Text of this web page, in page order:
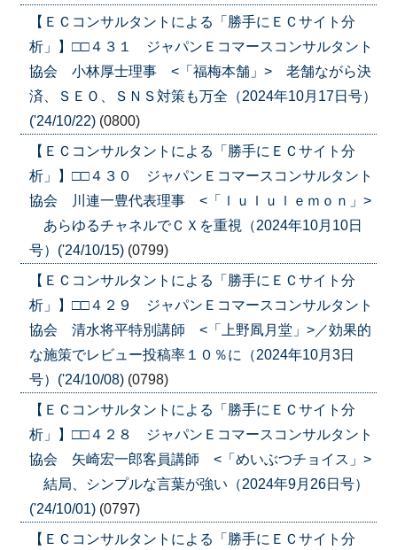
【ＥＣコンサルタントによる「勝手にＥＣサイト分
析」】□□４３１ ジャパンＥコマースコンサルタント
協会 小林厚士理事 <「福梅本舗」> 老舗ながら決
済、ＳＥＯ、ＳＮＳ対策も万全（2024年10月17日号）
('24/10/22) (0800)
【ＥＣコンサルタントによる「勝手にＥＣサイト分
析」】□□４３０ ジャパンＥコマースコンサルタント
協会 川連一豊代表理事 <「ｌｕｌｕｌｅｍｏｎ」>
あらゆるチャネルでＣＸを重視（2024年10月10日
号）('24/10/15) (0799)
【ＥＣコンサルタントによる「勝手にＥＣサイト分
析」】□□４２９ ジャパンＥコマースコンサルタント
協会 清水将平特別講師 <「上野凮月堂」>／効果的
な施策でレビュー投稿率１０％に（2024年10月3日
号）('24/10/08) (0798)
【ＥＣコンサルタントによる「勝手にＥＣサイト分
析」】□□４２８ ジャパンＥコマースコンサルタント
協会 矢崎宏一郎客員講師 <「めいぶつチョイス」>
結局、シンプルな言葉が強い（2024年9月26日号）
('24/10/01) (0797)
【ＥＣコンサルタントによる「勝手にＥＣサイト分